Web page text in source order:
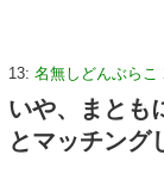
13: 名無しどんぶらこ
いや、まとも
とマッチング